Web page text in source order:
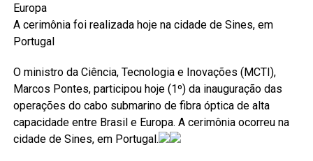
Europa
A cerimônia foi realizada hoje na cidade de Sines, em
Portugal
O ministro da Ciência, Tecnologia e Inovações (MCTI),
Marcos Pontes, participou hoje (1º) da inauguração das
operações do cabo submarino de fibra óptica de alta
capacidade entre Brasil e Europa. A cerimônia ocorreu na
cidade de Sines, em Portugal.